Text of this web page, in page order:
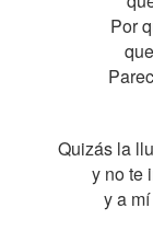
Por
Quizás la
y no te
y a